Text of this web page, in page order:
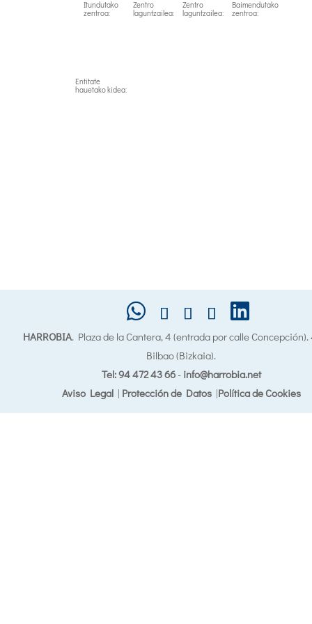
Itundutako
zentroa:
Zentro
laguntzailea:
Zentro
laguntzailea:
Baimendutako
zentroa:
Entitate
hauetako kidea:
HARROBIA. Plaza de la Cantera, 4 (entrada por calle
Bilbao (Bizkaia).
Tel: 94 472 43 66- info@harrobia.net
Aviso Legal| Protección de Datos|Política de Cookies